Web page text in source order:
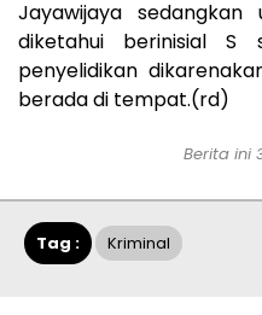
Jayawijaya
diketahui berinisial S
penyelidikan
berada di tempat.(rd)
Berita ini
Tag : Kriminal